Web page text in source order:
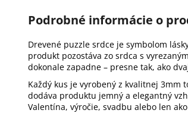
Podrobné informácie o
Drevené puzzle srdce je symbolom
produkt pozostáva zo srdca s
dokonale zapadne – presne tak, ako
Každý kus je vyrobený z kvalitnej 3mm
dodáva produktu jemný a elegantný
Valentína, výročie, svadbu alebo len